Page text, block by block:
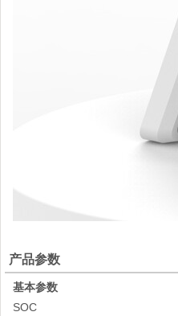
产品参数
基本参数
SOC